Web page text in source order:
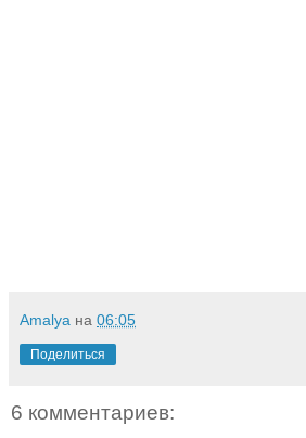
Amalya на 06:05
Поделиться
6 комментариев: